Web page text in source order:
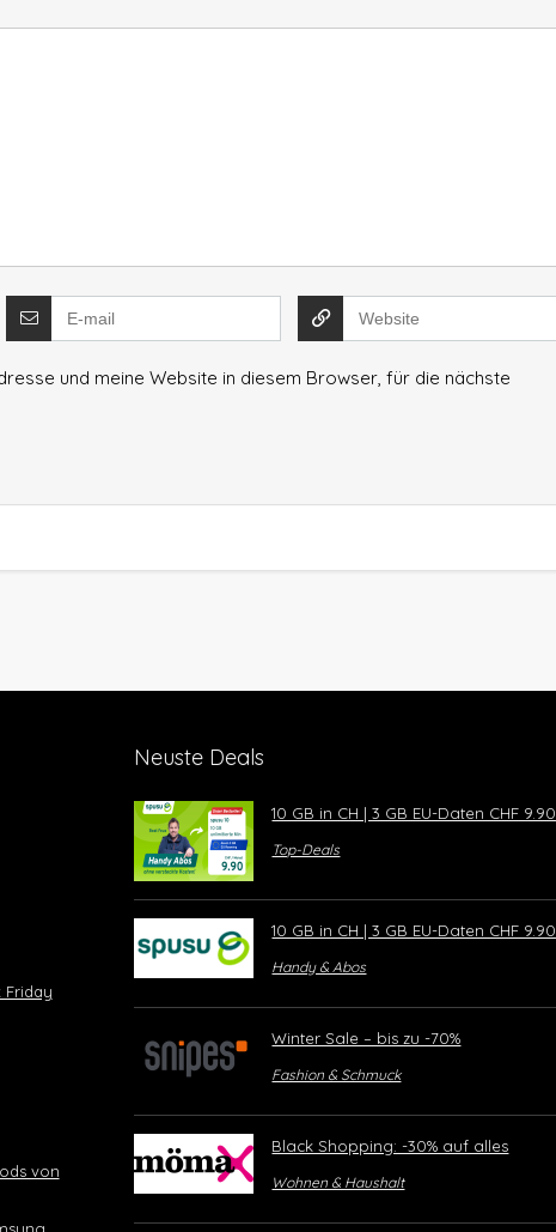
und meine Website in diesem Browser, für die nächste
Friday
von
Neuste Deals
10 GB in CH | 3 GB EU-Daten CHF 9.90
Top-Deals
10 GB in CH | 3 GB EU-Daten CHF 9.90
Handy & Abos
Winter Sale – bis zu -70%
Fashion & Schmuck
Black Shopping: -30% auf alles
Wohnen & Haushalt